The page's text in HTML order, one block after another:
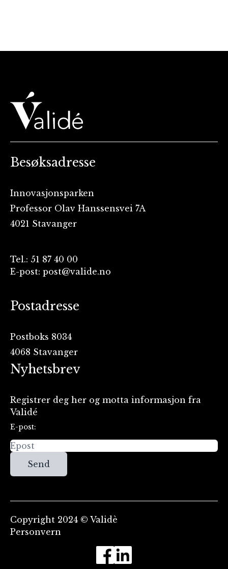
Besøksadresse
Innovasjonsparken
Professor Olav Hanssensvei 7A
4021 Stavanger
Tel.: 51 87 40 00
E-post: post@valide.no
Postadresse
Postboks 8034
4068 Stavanger
Nyhetsbrev
Registrer deg her og motta informasjon fra
Validé
E-post:
Send
Copyright 2024 © Validè
Personvern